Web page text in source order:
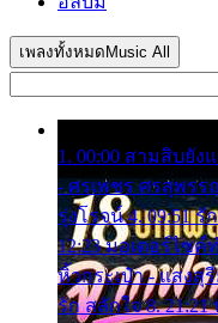
เพลงทั้งหมด Music All
1. 00:00 สามสิบยัง
- ศรเพชร ศรสุพรร
รุ่งโรจน์ 4. 09:51
12:23 มอเตอร์ไซ
หิ้วกระเป๋า - แสงสุ
รัก สลักใจ 8.